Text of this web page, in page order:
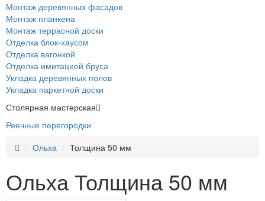
Монтаж деревянных фасадов
Монтаж планкена
Монтаж террасной доски
Отделка блок-хаусом
Отделка вагонкой
Отделка имитацией бруса
Укладка деревянных полов
Укладка паркетной доски
Столярная мастерская
Реечные перегородки
Ольха
Толщина 50 мм
Ольха Толщина 50 мм